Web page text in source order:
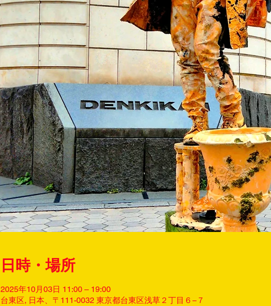
日時・場所
2025年10月03日 11:00 – 19:00
台東区, 日本、〒111-0032 東京都台東区浅草２丁目６−７